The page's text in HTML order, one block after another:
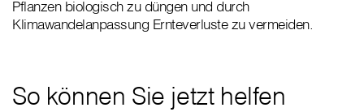
Pflanzen biologisch zu düngen und durch
Klimawandelanpassung Ernteverluste zu vermeiden.
So können Sie jetzt helfen